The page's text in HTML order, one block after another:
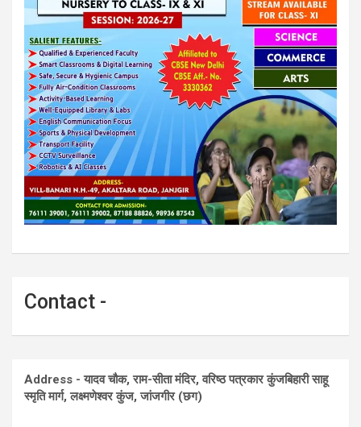
Contact -
Address - यादव चौक, राम-सीता मंदिर, वरिष्ठ पत्रकार कुंजबिहारी साहू
स्मृति मार्ग, लक्ष्मणेश्वर कुंज, जांजगीर (छग)